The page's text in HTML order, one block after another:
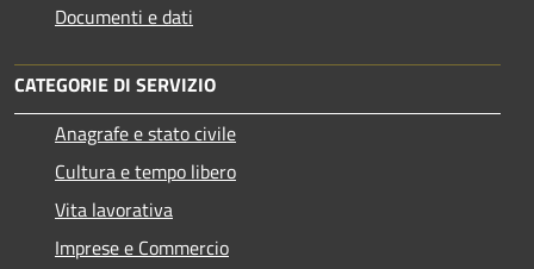
Documenti e dati
CATEGORIE DI SERVIZIO
Anagrafe e stato civile
Cultura e tempo libero
Vita lavorativa
Imprese e Commercio